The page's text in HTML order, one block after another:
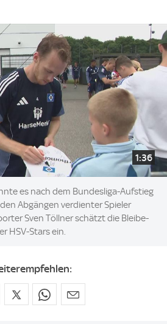
1:36
es nach dem Bundesliga-Aufstieg
Abgängen verdienter Spieler
Sven Töllner schätzt die Bleibe-
HSV-Stars ein.